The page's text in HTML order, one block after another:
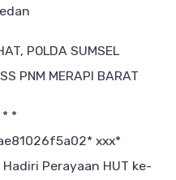
POLDA SUMSEL
PNM MERAPI BARAT
*
ххх*
Perayaan HUT ke-